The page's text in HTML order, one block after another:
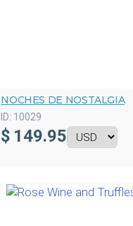
NOCHES DE NOSTALGIA
ID: 10029
$ 149.95